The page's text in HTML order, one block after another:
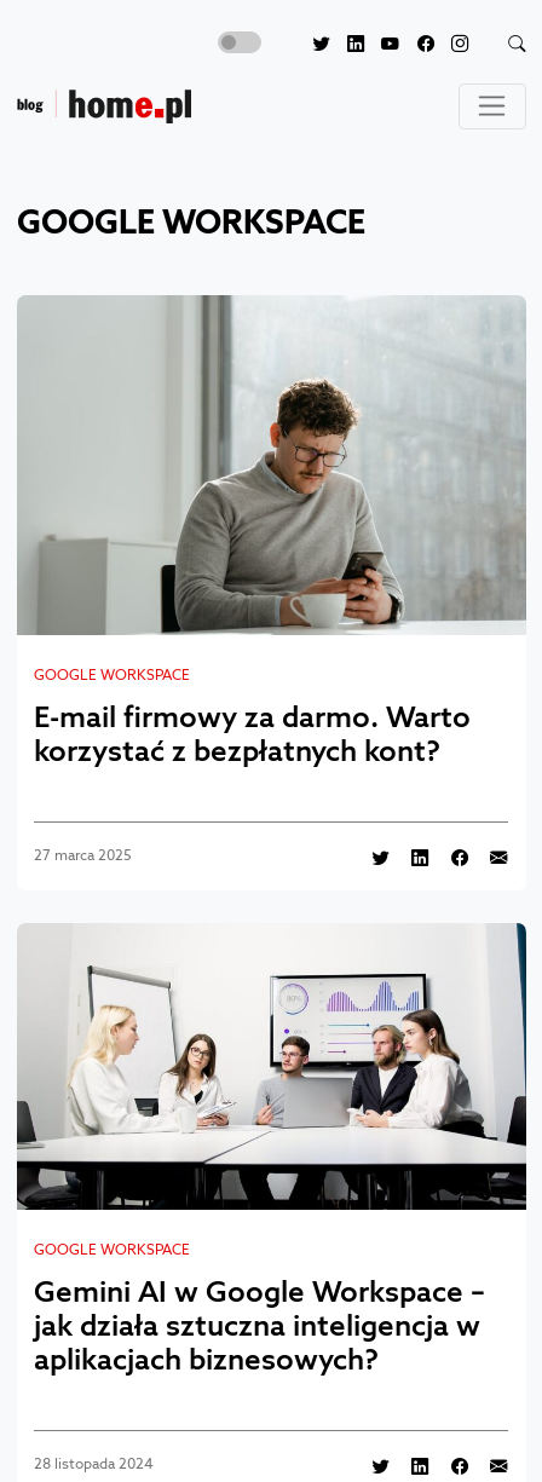
GOOGLE WORKSPACE
GOOGLE WORKSPACE
E-mail firmowy za darmo. Warto
korzystać z bezpłatnych kont?
27 marca 2025
GOOGLE WORKSPACE
Gemini AI w Google Workspace –
jak działa sztuczna inteligencja w
aplikacjach biznesowych?
28 listopada 2024